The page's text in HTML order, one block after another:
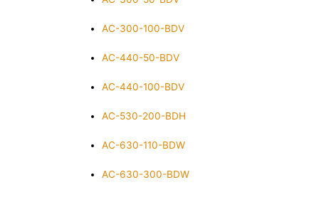
AC-300-100-BDV
AC-440-50-BDV
AC-440-100-BDV
AC-530-200-BDH
AC-630-110-BDW
AC-630-300-BDW